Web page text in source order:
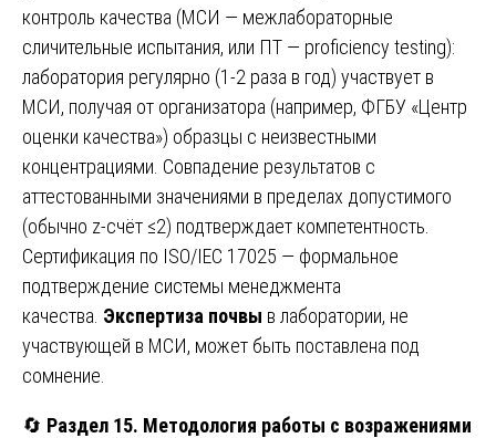
контроль качества (МСИ — межлабораторные
сличительные испытания, или ПТ — proficiency testing):
лаборатория регулярно (1-2 раза в год) участвует в
МСИ, получая от организатора (например, ФГБУ «Центр
оценки качества») образцы с неизвестными
концентрациями. Совпадение результатов с
аттестованными значениями в пределах допустимого
(обычно z-счёт ≤2) подтверждает компетентность.
Сертификация по ISO/IEC 17025 — формальное
подтверждение системы менеджмента
качества. Экспертиза почвы в лаборатории, не
участвующей в МСИ, может быть поставлена под
сомнение.
🔄 Раздел 15. Методология работы с возражениями